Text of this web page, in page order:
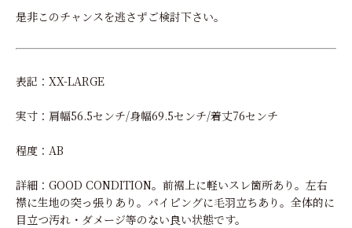
是非このチャンスを逃さずご検討下さい。
表記：XX-LARGE
実寸：肩幅56.5センチ/身幅69.5センチ/着丈76センチ
程度：AB
詳細：GOOD CONDITION。前裾上に軽いスレ箇所あり。左右
襟に生地の突っ張りあり。パイピングに毛羽立ちあり。全体的に
目立つ汚れ・ダメージ等のない良い状態です。